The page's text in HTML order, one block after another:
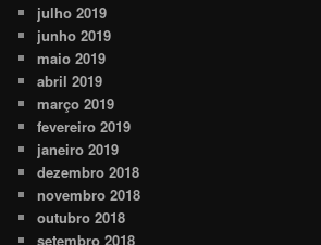
julho 2019
junho 2019
maio 2019
abril 2019
março 2019
fevereiro 2019
janeiro 2019
dezembro 2018
novembro 2018
outubro 2018
setembro 2018